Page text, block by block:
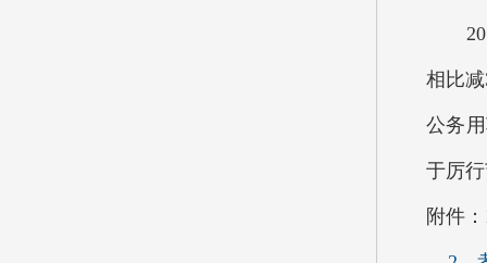
2017
相比
公务
于厉
附件：